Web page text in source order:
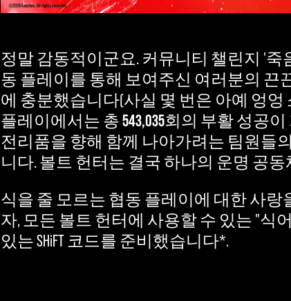
정말 감동적이군요. 커뮤니티 챌린지 '
동 플레이를 통해 보여주신 여러분의 끈
에 충분했습니다(사실 몇 번은 아예 엉
플레이에서는 총543,035회의 부활 성공
전리품을 향해 함께 나아가려는 팀원들
니다. 볼트 헌터는 결국 하나의 운명 공
식을 줄 모르는 협동 플레이에 대한 사
자, 모든 볼트 헌터에 사용할 수 있는 "식
있는 SHiFT 코드를 준비했습니다*.